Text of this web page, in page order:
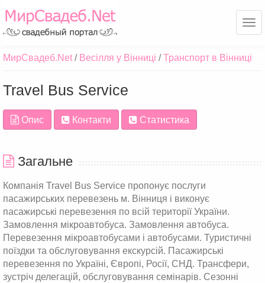
МирСвадеб.Net Весілля у Вінниці Транспорт в Вінниці
Travel Bus Service
Опис Контакти Статистика
Загальне
Компанія Travel Bus Service пропонує послуги
пасажирських перевезень м. Вінниця і виконує
пасажирські перевезення по всій території України.
Замовлення мікроавтобуса. Замовлення автобуса.
Перевезення мікроавтобусами і автобусами. Туристичні
поїздки та обслуговування екскурсій. Пасажирські
перевезення по Україні, Європі, Росії, СНД. Трансфери,
зустріч делегацій, обслуговування семінарів. Сезонні